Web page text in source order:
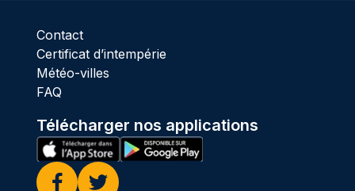
Contact
Certificat d’intempérie
Météo-villes
FAQ
Télécharger nos applications